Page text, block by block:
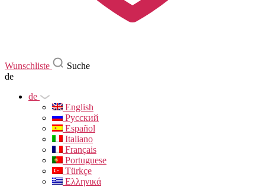
Wunschliste
Suche
de
de
English
Русский
Español
Italiano
Français
Portuguese
Türkçe
Ελληνικά